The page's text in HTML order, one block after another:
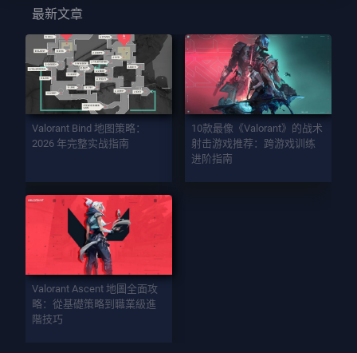
最新文章
Valorant Bind 地图策略：
2026 年完整实战指南
10款最像《Valorant》的战术
射击游戏推荐：跨游戏训练
进阶指南
Valorant Ascent 地圖全面攻
略：從基礎策略到職業級進
階技巧